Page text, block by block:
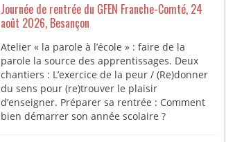
Journée de rentrée du GFEN Franche-Comté, 24
août 2026, Besançon
Atelier « la parole à l’école » : faire de la
parole la source des apprentissages. Deux
chantiers : L’exercice de la peur / (Re)donner
du sens pour (re)trouver le plaisir
d’enseigner. Préparer sa rentrée : Comment
bien démarrer son année scolaire ?